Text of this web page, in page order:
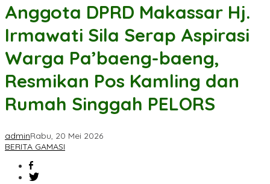
Anggota DPRD Makassar Hj.
Irmawati Sila Serap Aspirasi
Warga Pa’baeng-baeng,
Resmikan Pos Kamling dan
Rumah Singgah PELORS
adminRabu, 20 Mei 2026
BERITA GAMASI